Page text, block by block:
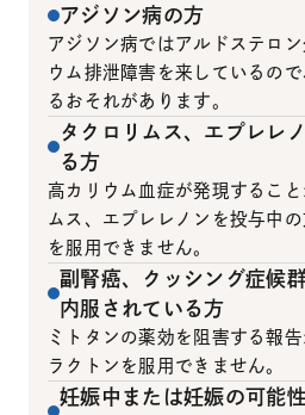
アジソン病の方
アジソン病ではアルドステロ
ウム排泄障害を来しているの
るおそれがあります。
タクロリムス、エプレレ
る方
高カリウム血症が発現するこ
ムス、エプレレノンを投与中
を服用できません。
副腎癌、クッシング症候
内服されている方
ミトタンの薬効を阻害する報
ラクトンを服用できません。
妊娠中または妊娠の可能